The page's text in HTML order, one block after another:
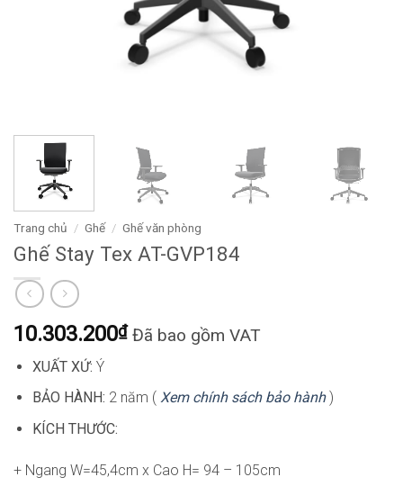
Trang chủ / Ghế / Ghế văn phòng
Ghế Stay Tex AT-GVP184
10.303.200₫ Đã bao gồm VAT
XUẤT XỨ: Ý
BẢO HÀNH: 2 năm ( Xem chính sách bảo hành)
KÍCH THƯỚC:
+ Ngang W=45,4cm x Cao H= 94 – 105cm